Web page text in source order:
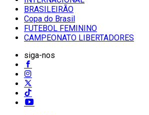
BRASILEIRÃO
Copa do Brasil
FUTEBOL FEMININO
CAMPEONATO LIBERTADORES
siga-nos